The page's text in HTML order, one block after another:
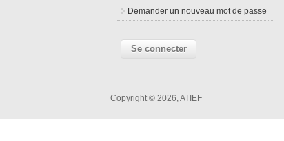
Demander un nouveau mot de passe
Copyright © 2026, ATIEF